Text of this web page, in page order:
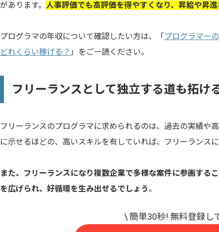
があります。 人事評価でも高評価を得やすくなり、昇給や昇
プログラマの年収について確認したい方は、「プログラマー
どれくらい稼げる？ 」をご一読ください。
フリーランスとして独立する道も拓け
フリーランスのプログラマに求められるのは、過去の実績や
に示せるほどの、高いスキルを有していれば、フリーランス
また、フリーランスになり複数企業で多様な案件に参画する
を広げられ、好循環を生み出せるでしょう 。